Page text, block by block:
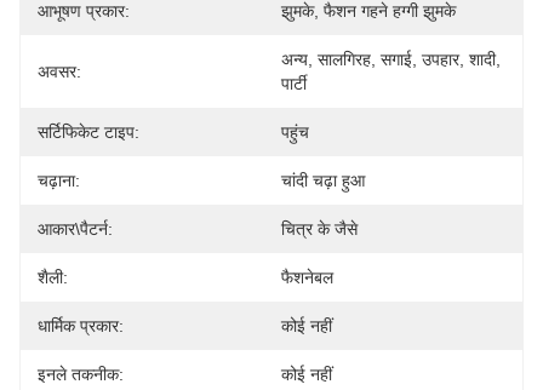
आभूषण प्रकार: झुमके, फैशन गहने हग्गी झुमके
अवसर:
अन्य, सालगिरह, सगाई, उपहार, शादी,
पार्टी
सर्टिफिकेट टाइप: पहुंच
चढ़ाना: चांदी चढ़ा हुआ
आकार\पैटर्न: चित्र के जैसे
शैली: फैशनेबल
धार्मिक प्रकार: कोई नहीं
इनले तकनीक: कोई नहीं